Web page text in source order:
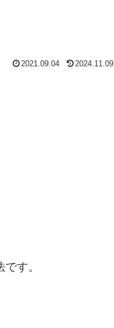
2021.09.04 2024.11.09
す。